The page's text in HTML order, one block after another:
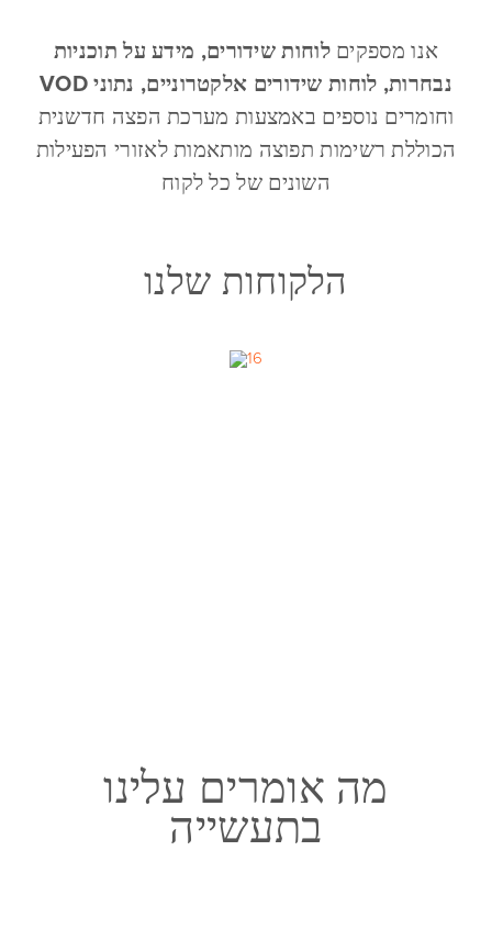
אנו מספקיםלוחות שידורים, מידע על תוכניות
נבחרות, לוחות שידורים אלקטרוניים, נתוני VOD
וחומרים נוספים באמצעות מערכת הפצה חדשנית
הכוללת רשימות תפוצה מותאמות לאזורי הפעילות
השונים של כל לקוח
הלקוחות שלנו
מה אומרים עלינו
בתעשייה